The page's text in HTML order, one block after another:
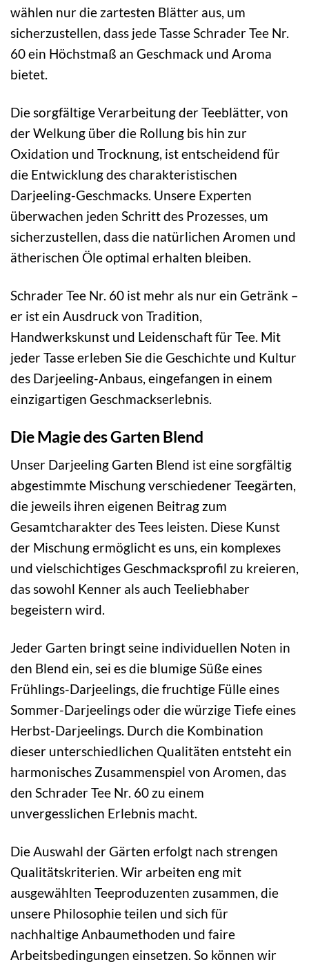
wählen nur die zartesten Blätter aus, um
sicherzustellen, dass jede Tasse Schrader Tee Nr.
60 ein Höchstmaß an Geschmack und Aroma
bietet.
Die sorgfältige Verarbeitung der Teeblätter, von
der Welkung über die Rollung bis hin zur
Oxidation und Trocknung, ist entscheidend für
die Entwicklung des charakteristischen
Darjeeling-Geschmacks. Unsere Experten
überwachen jeden Schritt des Prozesses, um
sicherzustellen, dass die natürlichen Aromen und
ätherischen Öle optimal erhalten bleiben.
Schrader Tee Nr. 60 ist mehr als nur ein Getränk –
er ist ein Ausdruck von Tradition,
Handwerkskunst und Leidenschaft für Tee. Mit
jeder Tasse erleben Sie die Geschichte und Kultur
des Darjeeling-Anbaus, eingefangen in einem
einzigartigen Geschmackserlebnis.
Die Magie des Garten Blend
Unser Darjeeling Garten Blend ist eine sorgfältig
abgestimmte Mischung verschiedener Teegärten,
die jeweils ihren eigenen Beitrag zum
Gesamtcharakter des Tees leisten. Diese Kunst
der Mischung ermöglicht es uns, ein komplexes
und vielschichtiges Geschmacksprofil zu kreieren,
das sowohl Kenner als auch Teeliebhaber
begeistern wird.
Jeder Garten bringt seine individuellen Noten in
den Blend ein, sei es die blumige Süße eines
Frühlings-Darjeelings, die fruchtige Fülle eines
Sommer-Darjeelings oder die würzige Tiefe eines
Herbst-Darjeelings. Durch die Kombination
dieser unterschiedlichen Qualitäten entsteht ein
harmonisches Zusammenspiel von Aromen, das
den Schrader Tee Nr. 60 zu einem
unvergesslichen Erlebnis macht.
Die Auswahl der Gärten erfolgt nach strengen
Qualitätskriterien. Wir arbeiten eng mit
ausgewählten Teeproduzenten zusammen, die
unsere Philosophie teilen und sich für
nachhaltige Anbaumethoden und faire
Arbeitsbedingungen einsetzen. So können wir